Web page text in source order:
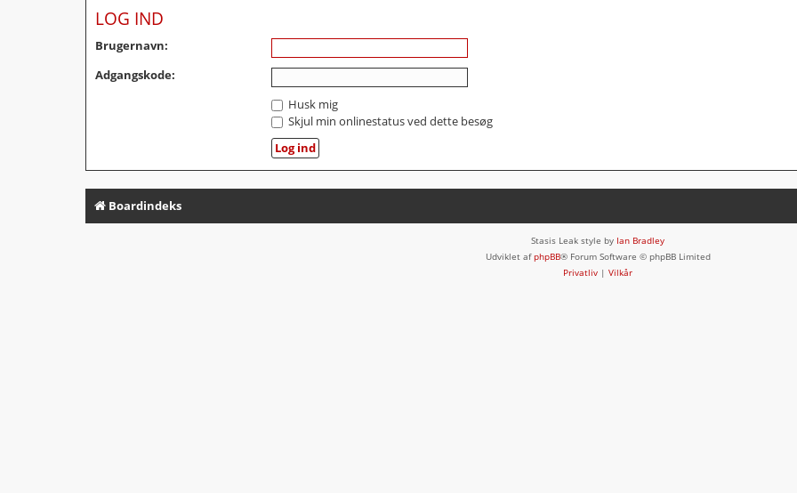
LOG IND
Brugernavn:
Adgangskode:
Husk mig
Skjul min onlinestatus ved dette besøg
Boardindeks
Stasis Leak style by Ian Bradley
Udviklet afphpBB® Forum Software © phpBB Limited
Privatliv | Vilkår